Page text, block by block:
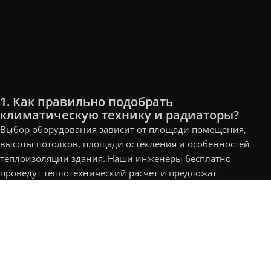
1. Как правильно подобрать
климатическую технику и радиаторы?
Выбор оборудования зависит от площади помещения,
высоты потолков, площади остекления и особенностей
теплоизоляции здания. Наши инженеры бесплатно
проведут теплотехнический расчет и предложат